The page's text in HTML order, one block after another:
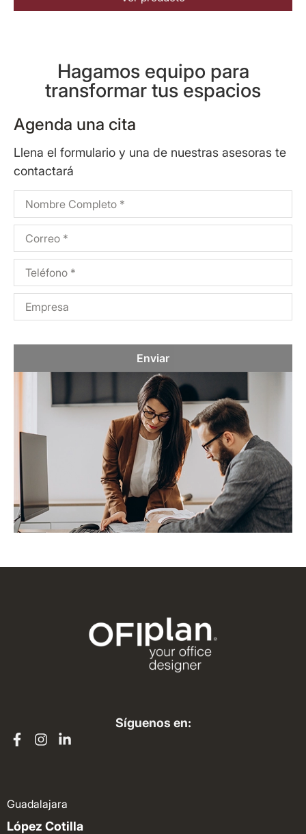
Hagamos equipo para
transformar tus espacios
Agenda una cita
Llena el formulario y una de nuestras asesoras te
contactará
Enviar
Síguenos en:
Guadalajara
López Cotilla